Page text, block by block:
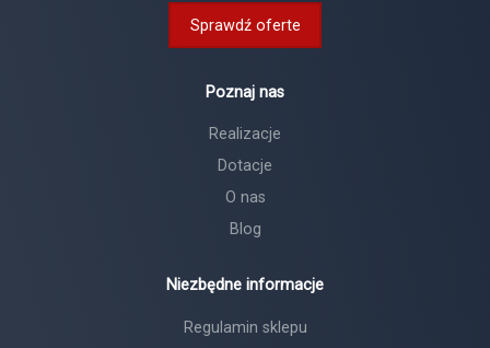
Sprawdź oferte
Poznaj nas
Realizacje
Dotacje
O nas
Blog
Niezbędne informacje
Regulamin sklepu